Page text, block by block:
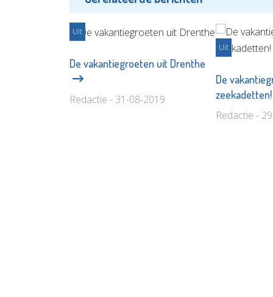
Uit
De vakantiegroeten uit Drenthe
Redactie - 31-08-2019
Uit
De
zeekadetten!
Redactie -